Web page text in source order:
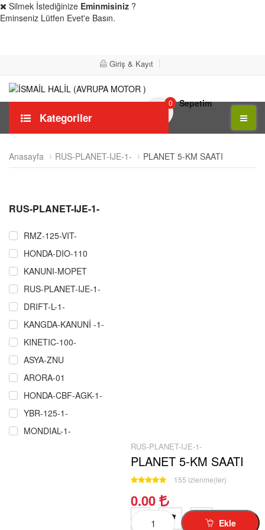
Silmek İstediğinize Eminmisiniz ?
Eminseniz Lütfen Evet'e Basın.
Giriş & Kayıt
0 Sepetim
Kategoriler
Anasayfa RUS-PLANET-IJE-1- PLANET 5-KM SAATI
RUS-PLANET-IJE-1-
RMZ-125-VIT-
HONDA-DIO-110
KANUNI-MOPET
RUS-PLANET-IJE-1-
DRIFT-L-1-
KANGDA-KANUNİ -1-
KINETIC-100-
ASYA-ZNU
ARORA-01
HONDA-CBF-AGK-1-
YBR-125-1-
MONDIAL-1-
ÇELIK-CRW-MARTIAN-MAXI-1-
RUS-PLANET-IJE-1-
PLANET 5-KM SAATI
155 izlenme(ler)
0.00
Ekle